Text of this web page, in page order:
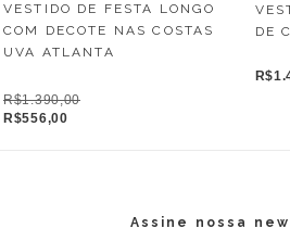
VESTIDO DE FESTA LONGO
COM DECOTE NAS COSTAS
UVA ATLANTA
R$1.390,00
R$556,00
DE
Assine nossa